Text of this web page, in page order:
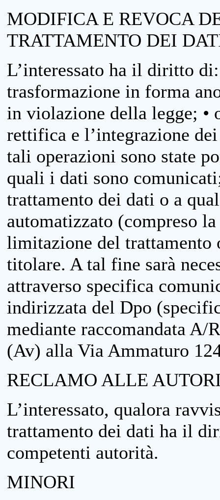
MODIFICA E REVOCA
TRATTAMENTO DEI
L’interessato ha il diritto
trasformazione in forma
in violazione della legge; •
rettifica e l’integrazione
tali operazioni sono state
quali i dati sono
trattamento dei dati o a
automatizzato (compreso
limitazione del trattamento
titolare. A tal fine sarà
attraverso specifica
indirizzata del Dpo
mediante raccomandata
(Av) alla Via Ammaturo
RECLAMO ALLE
L’interessato, qualora
trattamento dei dati ha il
competenti autorità.
MINORI